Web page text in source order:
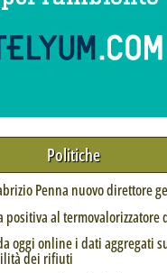
Politiche
Penna nuovo direttore
positiva al termovalorizzatore
oggi online i dati aggregati
dei rifiuti